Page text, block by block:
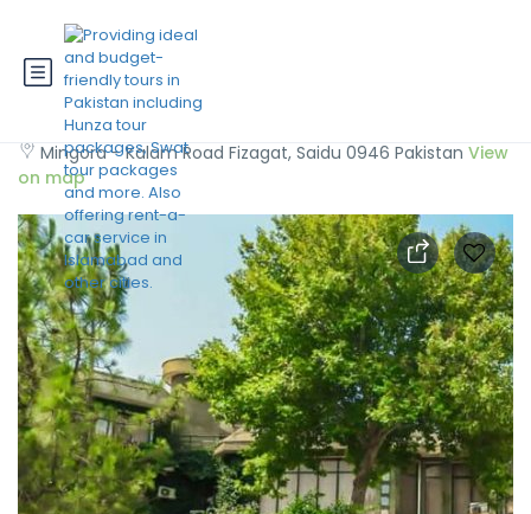
Rock City Resort
Mingora - Kalam Road Fizagat, Saidu 0946 Pakistan View
on map